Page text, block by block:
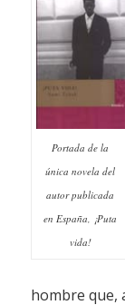
Portada de la
única novela del
autor publicada
en España, ¡Puta
vida!
hombre que,